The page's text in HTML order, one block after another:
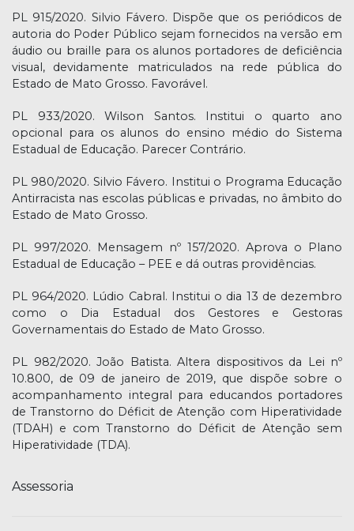
PL 915/2020. Silvio Fávero. Dispõe que os periódicos de
autoria do Poder Público sejam fornecidos na versão em
áudio ou braille para os alunos portadores de deficiência
visual, devidamente matriculados na rede pública do
Estado de Mato Grosso. Favorável.
PL 933/2020. Wilson Santos. Institui o quarto ano
opcional para os alunos do ensino médio do Sistema
Estadual de Educação. Parecer Contrário.
PL 980/2020. Silvio Fávero. Institui o Programa Educação
Antirracista nas escolas públicas e privadas, no âmbito do
Estado de Mato Grosso.
PL 997/2020. Mensagem nº 157/2020. Aprova o Plano
Estadual de Educação – PEE e dá outras providências.
PL 964/2020. Lúdio Cabral. Institui o dia 13 de dezembro
como o Dia Estadual dos Gestores e Gestoras
Governamentais do Estado de Mato Grosso.
PL 982/2020. João Batista. Altera dispositivos da Lei nº
10.800, de 09 de janeiro de 2019, que dispõe sobre o
acompanhamento integral para educandos portadores
de Transtorno do Déficit de Atenção com Hiperatividade
(TDAH) e com Transtorno do Déficit de Atenção sem
Hiperatividade (TDA).
Assessoria